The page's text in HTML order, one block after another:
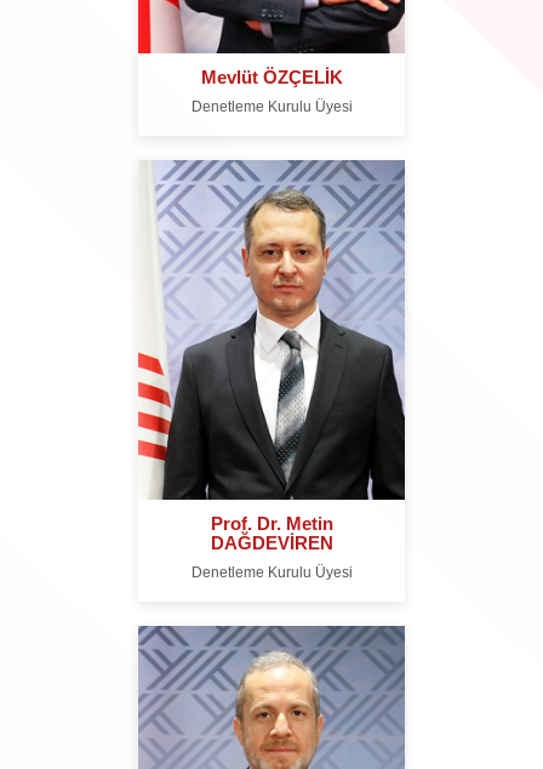
Mevlüt ÖZÇELİK
Denetleme Kurulu Üyesi
Prof. Dr. Metin
DAĞDEVİREN
Denetleme Kurulu Üyesi